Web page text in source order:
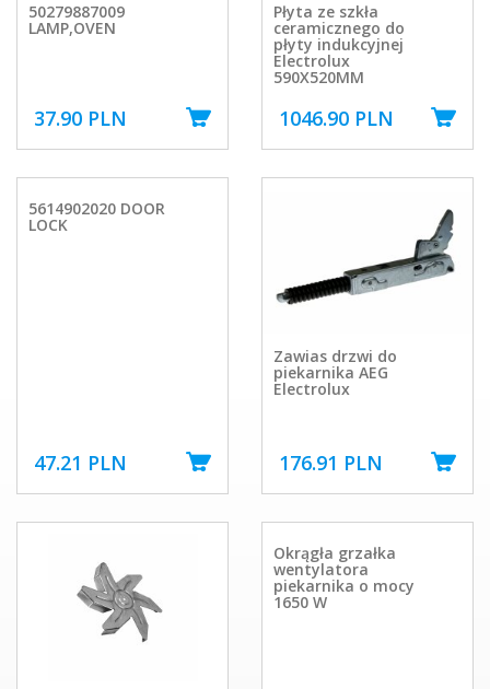
50279887009
LAMP,OVEN
37.90 PLN
Płyta ze szkła
ceramicznego do
płyty indukcyjnej
Electrolux
590X520MM
1046.90 PLN
5614902020 DOOR
LOCK
47.21 PLN
Zawias drzwi do
piekarnika AEG
Electrolux
176.91 PLN
Okrągła grzałka
wentylatora
piekarnika o mocy
1650 W